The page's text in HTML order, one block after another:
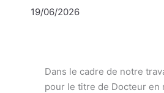
19/06/2026
Dans le cadre de notre
pour le titre de Docteur en